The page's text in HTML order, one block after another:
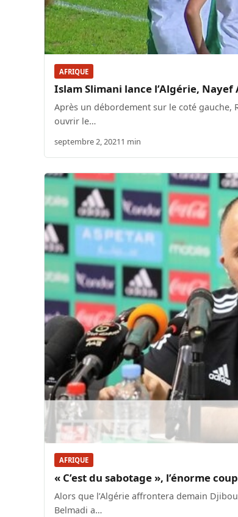
AFRIQUE
Islam Slimani lance l’Algérie,
Après un débordement sur le coté gauche,
ouvrir le…
septembre 2, 20211 min
AFRIQUE
« C’est du sabotage », l’énorme
Alors que l’Algérie affrontera demain
Belmadi a…